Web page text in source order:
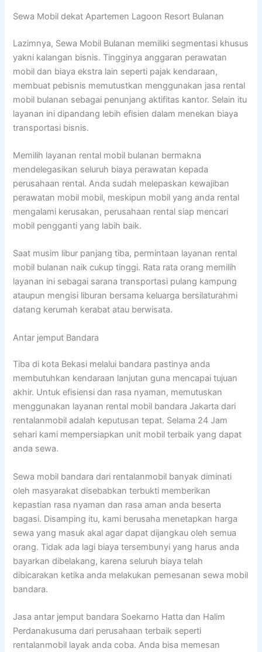
Sewa Mobil dekat Apartemen Lagoon Resort Bulanan
Lazimnya, Sewa Mobil Bulanan memiliki segmentasi khusus
yakni kalangan bisnis. Tingginya anggaran perawatan
mobil dan biaya ekstra lain seperti pajak kendaraan,
membuat pebisnis memutustkan menggunakan jasa rental
mobil bulanan sebagai penunjang aktifitas kantor. Selain itu
layanan ini dipandang lebih efisien dalam menekan biaya
transportasi bisnis.
Memilih layanan rental mobil bulanan bermakna
mendelegasikan seluruh biaya perawatan kepada
perusahaan rental. Anda sudah melepaskan kewajiban
perawatan mobil mobil, meskipun mobil yang anda rental
mengalami kerusakan, perusahaan rental siap mencari
mobil pengganti yang labih baik.
Saat musim libur panjang tiba, permintaan layanan rental
mobil bulanan naik cukup tinggi. Rata rata orang memilih
layanan ini sebagai sarana transportasi pulang kampung
ataupun mengisi liburan bersama keluarga bersilaturahmi
datang kerumah kerabat atau berwisata.
Antar jemput Bandara
Tiba di kota Bekasi melalui bandara pastinya anda
membutuhkan kendaraan lanjutan guna mencapai tujuan
akhir. Untuk efisiensi dan rasa nyaman, memutuskan
menggunakan layanan rental mobil bandara Jakarta dari
rentalanmobil adalah keputusan tepat. Selama 24 Jam
sehari kami mempersiapkan unit mobil terbaik yang dapat
anda sewa.
Sewa mobil bandara dari rentalanmobil banyak diminati
oleh masyarakat disebabkan terbukti memberikan
kepastian rasa nyaman dan rasa aman anda beserta
bagasi. Disamping itu, kami berusaha menetapkan harga
sewa yang masuk akal agar dapat dijangkau oleh semua
orang. Tidak ada lagi biaya tersembunyi yang harus anda
bayarkan dibelakang, karena seluruh biaya telah
dibicarakan ketika anda melakukan pemesanan sewa mobil
bandara.
Jasa antar jemput bandara Soekarno Hatta dan Halim
Perdanakusuma dari perusahaan terbaik seperti
rentalanmobil layak anda coba. Anda bisa memesan